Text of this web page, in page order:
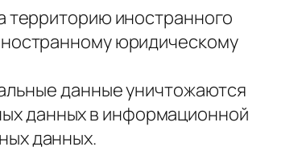
территорию иностранного
юридическому
данные уничтожаются
данных в информационной
данных.